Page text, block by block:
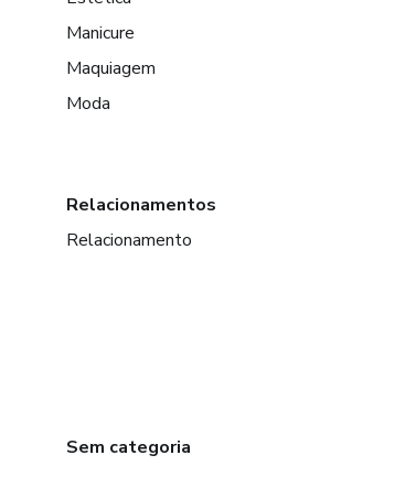
Manicure
Maquiagem
Moda
Relacionamentos
Relacionamento
Sem categoria